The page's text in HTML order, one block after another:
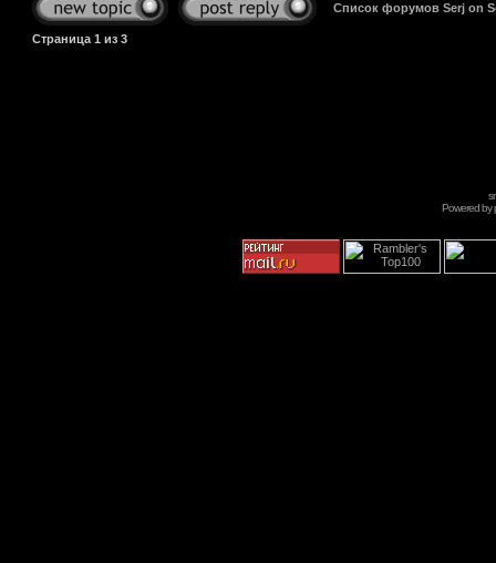
Список форумов Serj on
Страница 1 из 3
Powered by